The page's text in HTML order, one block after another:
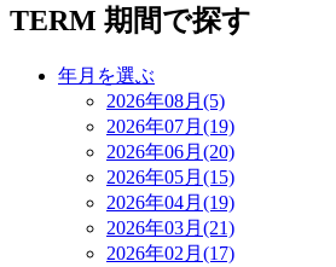
TERM 期間で探す
年月を選ぶ
2026年08月(5)
2026年07月(19)
2026年06月(20)
2026年05月(15)
2026年04月(19)
2026年03月(21)
2026年02月(17)